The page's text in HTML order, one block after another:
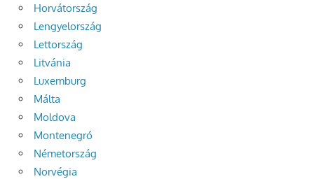
Horvátország
Lengyelország
Lettország
Litvánia
Luxemburg
Málta
Moldova
Montenegró
Németország
Norvégia